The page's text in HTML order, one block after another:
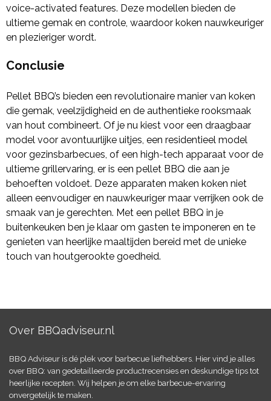
voice-activated features. Deze modellen bieden de
ultieme gemak en controle, waardoor koken nauwkeuriger
en plezieriger wordt.
Conclusie
Pellet BBQ’s bieden een revolutionaire manier van koken
die gemak, veelzijdigheid en de authentieke rooksmaak
van hout combineert. Of je nu kiest voor een draagbaar
model voor avontuurlijke uitjes, een residentieel model
voor gezinsbarbecues, of een high-tech apparaat voor de
ultieme grillervaring, er is een pellet BBQ die aan je
behoeften voldoet. Deze apparaten maken koken niet
alleen eenvoudiger en nauwkeuriger maar verrijken ook de
smaak van je gerechten. Met een pellet BBQ in je
buitenkeuken ben je klaar om gasten te imponeren en te
genieten van heerlijke maaltijden bereid met de unieke
touch van houtgerookte goedheid.
Over BBQadviseur.nl
BBQ Adviseur is dé plek voor barbecue liefhebbers. Hier vind je alles
over BBQ: van gedetailleerde productrecensies en deskundige tips tot
heerlijke recepten. Wij helpen je om elke barbecue-ervaring
onvergetelijk te maken.